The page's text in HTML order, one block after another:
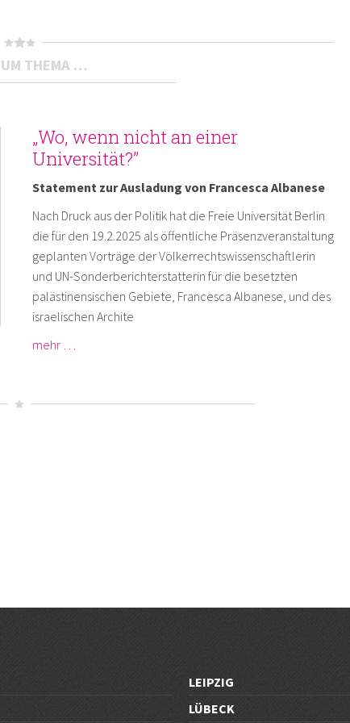
THEMA …
„Wo, wenn nicht an einer
Universität?”
Statement zur Ausladung von Francesca Albanese
Nach Druck aus der Politik hat die Freie Universität Berlin
die für den 19.2.2025 als öffentliche Präsenzveranstaltung
geplanten Vorträge der Völkerrechtswissenschaftlerin
und UN-Sonderberichterstatterin für die besetzten
palästinensischen Gebiete, Francesca Albanese, und des
israelischen Archite
mehr …
LEIPZIG
LÜBECK